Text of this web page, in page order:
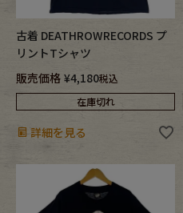
古着 DEATHROWRECORDS プ
リントTシャツ
販売価格 ¥4,180税込
在庫切れ
詳細を見る